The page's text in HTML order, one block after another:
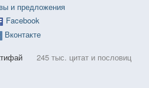
и предложения
Facebook
Вконтакте
245 тыс. цитат и пословиц